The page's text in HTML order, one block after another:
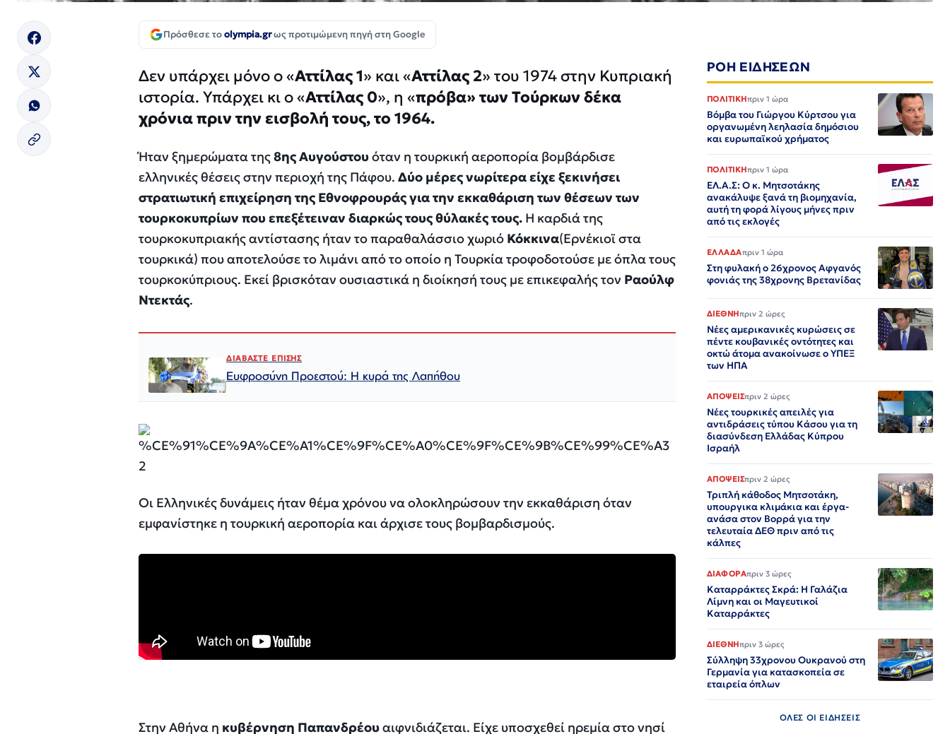
Πρόσθεσε τοolympia.grως προτιμώμενη πηγή στη Google
Δεν υπάρχει μόνο ο «Αττίλας 1» και «Αττίλας 2» του 1974 στην Κυπριακή
ιστορία. Υπάρχει κι ο «Αττίλας 0», η «πρόβα» των Τούρκων δέκα
χρόνια πριν την εισβολή τους, το 1964.
Ήταν ξημερώματα της8ης Αυγούστουόταν η τουρκική αεροπορία βομβάρδισε
ελληνικές θέσεις στην περιοχή της Πάφου. Δύο μέρες νωρίτερα είχε ξεκινήσει
στρατιωτική επιχείρηση της Εθνοφρουράς για την εκκαθάριση των θέσεων των
τουρκοκυπρίων που επεξέτειναν διαρκώς τους θύλακές τους. Η καρδιά της
τουρκοκυπριακής αντίστασης ήταν το παραθαλάσσιο χωριό Κόκκινα(Ερνέκιοϊ στα
τουρκικά) που αποτελούσε το λιμάνι από το οποίο η Τουρκία τροφοδοτούσε με όπλα τους
τουρκοκύπριους. Εκεί βρισκόταν ουσιαστικά η διοίκησή τους με επικεφαλής τον Ραούλφ
Ντεκτάς.
ΔΙΑΒΑΣΤΕ ΕΠΙΣΗΣ
Ευφροσύνη Προεστού: Η κυρά της Λαπήθου
Οι Ελληνικές δυνάμεις ήταν θέμα χρόνου να ολοκληρώσουν την εκκαθάριση όταν
εμφανίστηκε η τουρκική αεροπορία και άρχισε τους βομβαρδισμούς.
Στην Αθήνα η κυβέρνηση Παπανδρέουαιφνιδιάζεται. Είχε υποσχεθεί ηρεμία στο νησί
ΡΟΗ ΕΙΔΗΣΕΩΝ
ΠΟΛΙΤΙΚΗπριν 1 ώρα
Βόμβα του Γιώργου Κύρτσου για
οργανωμένη λεηλασία δημόσιου
και ευρωπαϊκού χρήματος
ΠΟΛΙΤΙΚΗπριν 1 ώρα
ΕΛ.Α.Σ: Ο κ. Μητσοτάκης
ανακάλυψε ξανά τη βιομηχανία,
αυτή τη φορά λίγους μήνες πριν
από τις εκλογές
ΕΛΛΑΔΑπριν 1 ώρα
Στη φυλακή ο 26χρονος Αφγανός
φονιάς της 38χρονης Βρετανίδας
ΔΙΕΘΝΗπριν 2 ώρες
Νέες αμερικανικές κυρώσεις σε
πέντε κουβανικές οντότητες και
οκτώ άτομα ανακοίνωσε ο ΥΠΕΞ
των ΗΠΑ
ΑΠΟΨΕΙΣπριν 2 ώρες
Νέες τουρκικές απειλές για
αντιδράσεις τύπου Κάσου για τη
διασύνδεση Ελλάδας Κύπρου
Ισραήλ
ΑΠΟΨΕΙΣπριν 2 ώρες
Τριπλή κάθοδος Μητσοτάκη,
υπουργικα κλιμάκια και έργα-
ανάσα στον Βορρά για την
τελευταία ΔΕΘ πριν από τις
κάλπες
ΔΙΑΦΟΡΑπριν 3 ώρες
Καταρράκτες Σκρά: Η Γαλάζια
Λίμνη και οι Μαγευτικοί
Καταρράκτες
ΔΙΕΘΝΗπριν 3 ώρες
Σύλληψη 33χρονου Ουκρανού στη
Γερμανία για κατασκοπεία σε
εταιρεία όπλων
ΟΛΕΣ ΟΙ ΕΙΔΗΣΕΙΣ